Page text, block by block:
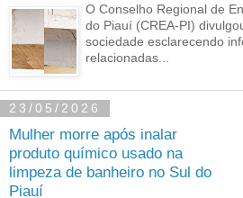
O Conselho Regional de
do Piauí (CREA-PI)
sociedade esclarecendo
relacionadas...
23/05/2026
Mulher morre após inalar
produto químico usado na
limpeza de banheiro no Sul do
Piauí